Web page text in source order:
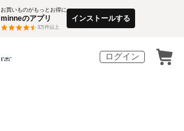
お買いものがもっとお得に
minneのアプリ
3万件以上
インストールする
ログイン